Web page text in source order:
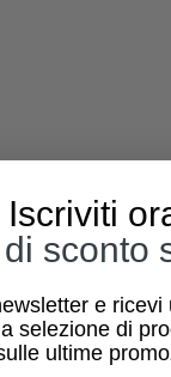
Iscriviti
sconto
e ricevi
selezione di
ultime